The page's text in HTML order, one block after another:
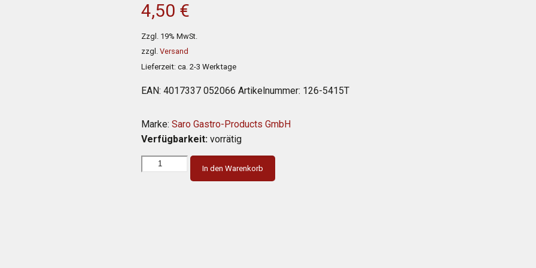
4,50 €
Zzgl. 19% MwSt.
zzgl.Versand
Lieferzeit: ca. 2-3 Werktage
EAN:4017337 052066 Artikelnummer: 126-5415T
Marke: Saro Gastro-Products GmbH
Verfügbarkeit: vorrätig
In den Warenkorb